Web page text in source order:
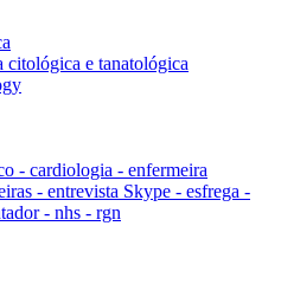
citológica e tanatológica
- cardiologia - enfermeira
- entrevista Skype - esfrega -
- nhs - rgn